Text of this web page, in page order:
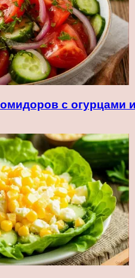
с огурцами